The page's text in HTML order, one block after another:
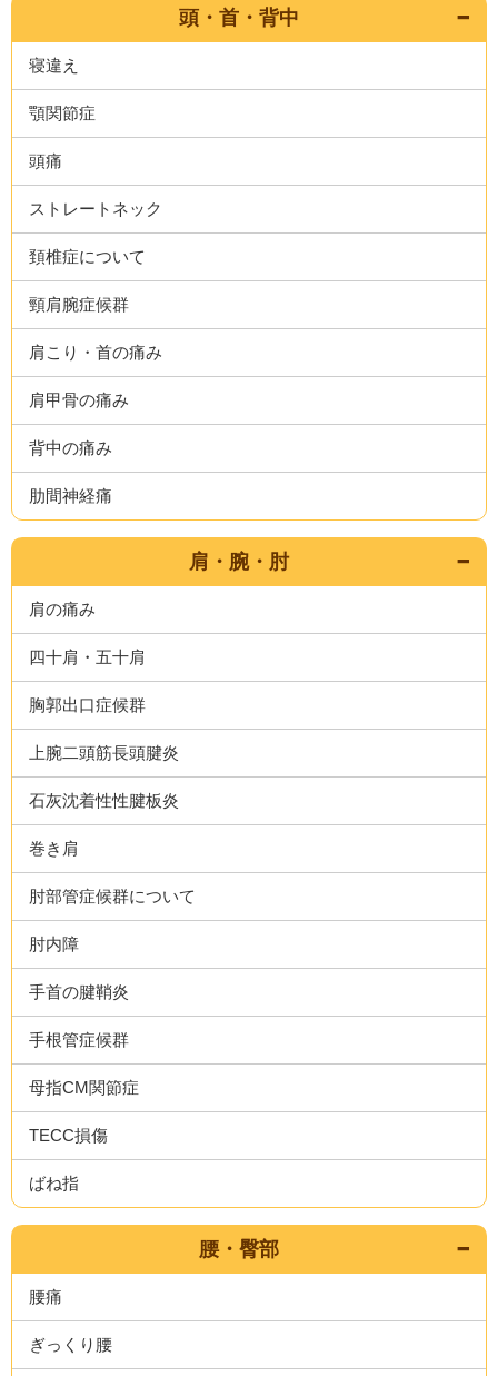
頭・首・背中
寝違え
顎関節症
頭痛
ストレートネック
頚椎症について
頸肩腕症候群
肩こり・首の痛み
肩甲骨の痛み
背中の痛み
肋間神経痛
肩・腕・肘
肩の痛み
四十肩・五十肩
胸郭出口症候群
上腕二頭筋長頭腱炎
石灰沈着性性腱板炎
巻き肩
肘部管症候群について
肘内障
手首の腱鞘炎
手根管症候群
母指CM関節症
TECC損傷
ばね指
腰・臀部
腰痛
ぎっくり腰